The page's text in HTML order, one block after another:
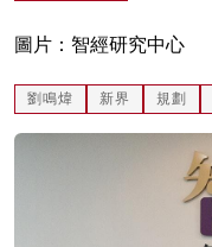
圖片：智經研究中心
劉鳴煒 新界 規劃